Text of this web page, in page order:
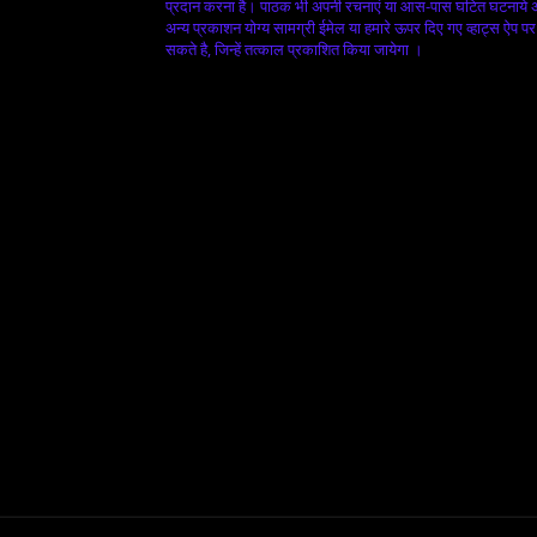
प्रदान करना है। पाठक भी अपनी रचनाएं या आस-पास घटित घटनाये
अन्य प्रकाशन योग्य सामग्री ईमेल या हमारे ऊपर दिए गए व्हाट्स ऐप
सकते है, जिन्हें तत्काल प्रकाशित किया जायेगा ।